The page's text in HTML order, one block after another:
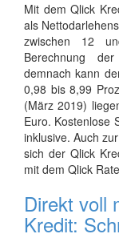
Mit dem Qlick
als
zwischen 12
Berechnung
demnach kann
0,98 bis 8,99
(März 2019)
Euro. Kostenlose
inklusive. Auch
sich der Qlick
mit dem Qlick
Direkt voll
Kredit: